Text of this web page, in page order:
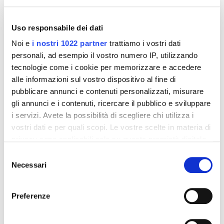
Uso responsabile dei dati
Noi e i nostri 1022 partner trattiamo i vostri dati
personali, ad esempio il vostro numero IP, utilizzando
tecnologie come i cookie per memorizzare e accedere
alle informazioni sul vostro dispositivo al fine di
pubblicare annunci e contenuti personalizzati, misurare
gli annunci e i contenuti, ricercare il pubblico e sviluppare
i servizi. Avete la possibilità di scegliere chi utilizza i
vostri dati e per quali scopi. Le vostre scelte in materia di
modificare o revocare il proprio consenso in qualsiasi
momento dalla Dichiarazione sui cookie o facendo clic
delNecessari
Preferenze
32,00 €
carrello
-42%
55,18 €
-42%